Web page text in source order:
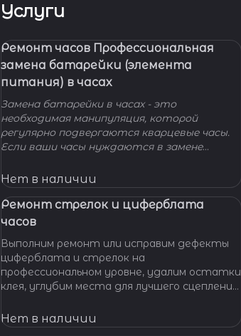
Услуги
Ремонт часов Профессиональная
замена батарейки (элемента
питания) в часах
Замена батарейки в часах - это
необходимая манипуляция, которой
регулярно подвергаются кварцевые часы.
Если ваши часы нуждаются в замене
нашу мастерскую! Наши мастера с
удовольствием помогут вам решить
вашу проблему и произведут замену
батарейки профессионально, быстро,
Нет в наличии
Ремонт стрелок и циферблата
часов
Выполним ремонт или исправим дефекты
циферблата и стрелок на
профессиональном уровне, удалим остатки
клея, углубим места для лучшего сцепления
стрелки, метки, камни. Восстановим
крепления циферблата к механизму.
Нет в наличии